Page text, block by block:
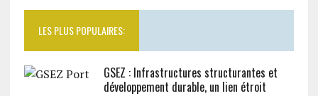
LES PLUS POPULAIRES:
GSEZ : Infrastructures structurantes et
développement durable, un lien étroit